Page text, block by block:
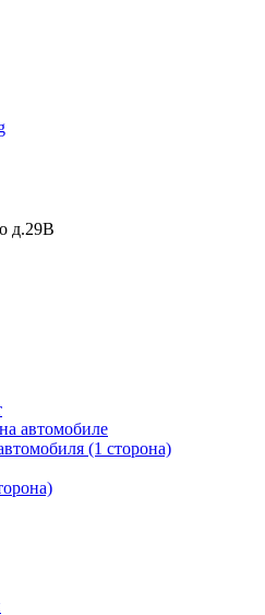
д.29В
автомобиле
(1 сторона)